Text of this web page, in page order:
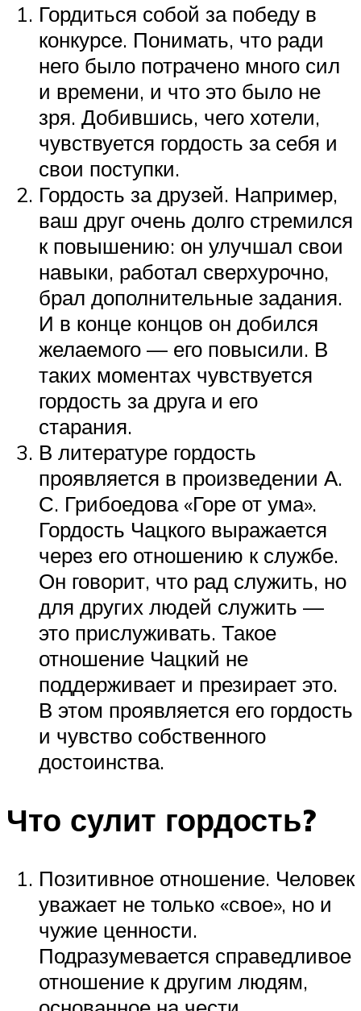
Гордиться собой за победу в
конкурсе. Понимать, что ради
него было потрачено много сил
и времени, и что это было не
зря. Добившись, чего хотели,
чувствуется гордость за себя и
свои поступки.
Гордость за друзей. Например,
ваш друг очень долго стремился
к повышению: он улучшал свои
навыки, работал сверхурочно,
брал дополнительные задания.
И в конце концов он добился
желаемого — его повысили. В
таких моментах чувствуется
гордость за друга и его
старания.
В литературе гордость
проявляется в произведении А.
С. Грибоедова «Горе от ума».
Гордость Чацкого выражается
через его отношению к службе.
Он говорит, что рад служить, но
для других людей служить —
это прислуживать. Такое
отношение Чацкий не
поддерживает и презирает это.
В этом проявляется его гордость
и чувство собственного
достоинства.
Что сулит гордость?
Позитивное отношение. Человек
уважает не только «свое», но и
чужие ценности.
Подразумевается справедливое
отношение к другим людям,